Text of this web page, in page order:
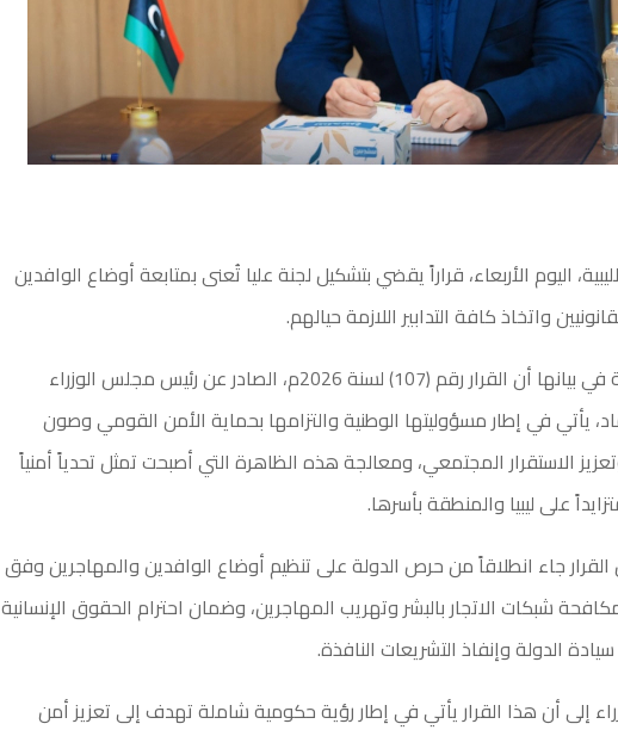
اليوم الأربعاء، قراراً يقضي بتشكيل لجنة عليا تُعنى بمتابعة أوضاع الوافدين
واتخاذ كافة التدابير اللازمة حيالهم.
وأوضحت الحكومة في بيانها أن القرار رقم (107) لسنة 2026م، الصادر عن رئيس مجلس الوزراء
يأتي في إطار مسؤوليتها الوطنية والتزامها بحماية الأمن القومي وصون
الاستقرار المجتمعي، ومعالجة هذه الظاهرة التي أصبحت تمثل تحدياً أمنياً
على ليبيا والمنطقة بأسرها.
جاء انطلاقاً من حرص الدولة على تنظيم أوضاع الوافدين والمهاجرين وفق
شبكات الاتجار بالبشر وتهريب المهاجرين، وضمان احترام الحقوق الإنسانية
الدولة وإنفاذ التشريعات النافذة.
إلى أن هذا القرار يأتي في إطار رؤية حكومية شاملة تهدف إلى تعزيز أمن